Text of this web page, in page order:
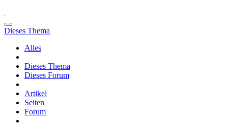
Dieses Thema
Alles
Dieses Thema
Dieses Forum
Artikel
Seiten
Forum